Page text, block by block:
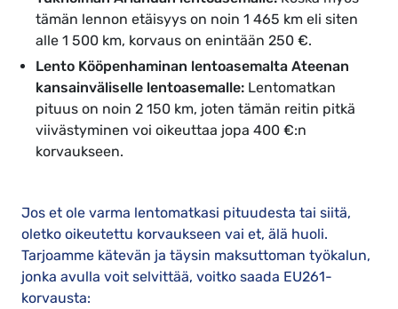
tämän lennon etäisyys on noin 1 465 km eli siten
alle 1 500 km, korvaus on enintään 250 €.
Lento Kööpenhaminan lentoasemalta Ateenan
kansainväliselle lentoasemalle: Lentomatkan
pituus on noin 2 150 km, joten tämän reitin pitkä
viivästyminen voi oikeuttaa jopa 400 €:n
korvaukseen.
Jos et ole varma lentomatkasi pituudesta tai siitä,
oletko oikeutettu korvaukseen vai et, älä huoli.
Tarjoamme kätevän ja täysin maksuttoman työkalun,
jonka avulla voit selvittää, voitko saada EU261-
korvausta: